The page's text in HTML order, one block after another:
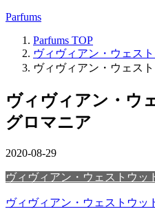
Parfums
Parfums TOP
ヴィヴィアン・ウェス
ヴィヴィアン・ウェス
ヴィヴィアン・ウ
グロマニア
2020-08-29
ヴィヴィアン・ウェストウッ
ヴィヴィアン・ウェストウッ